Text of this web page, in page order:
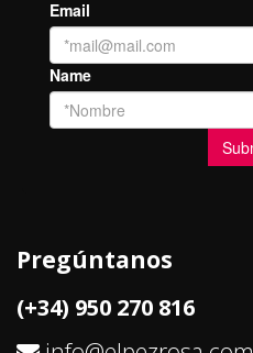
Pregúntanos
(+34) 950 270 816